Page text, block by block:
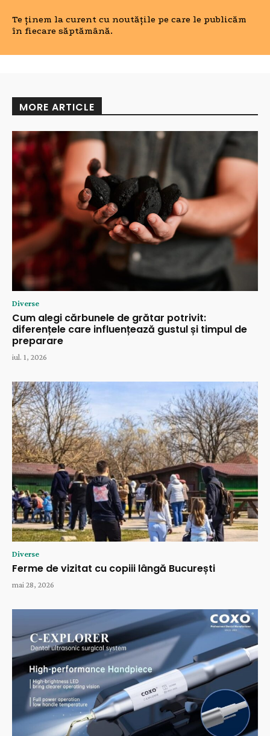
Te ținem la curent cu noutățile pe care le publicăm
în fiecare săptămână.
MORE ARTICLE
Diverse
Cum alegi cărbunele de grătar potrivit:
diferențele care influențează gustul și timpul de
preparare
iul. 1, 2026
Diverse
Ferme de vizitat cu copiii lângă București
mai 28, 2026